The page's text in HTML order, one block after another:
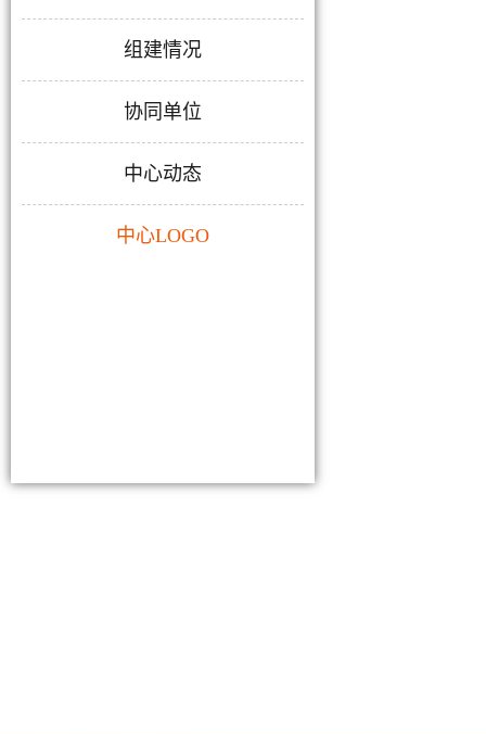
组建情况
协同单位
中心动态
中心LOGO